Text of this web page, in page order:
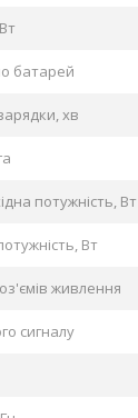
батарей
хв
потужність, Вт
Вт
живлення
сигналу